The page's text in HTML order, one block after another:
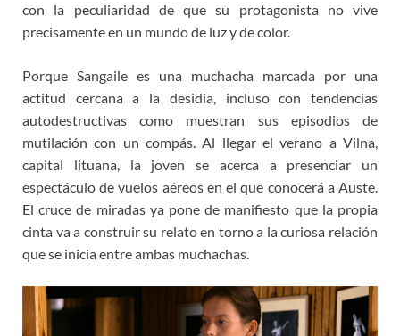
con la peculiaridad de que su protagonista no vive
precisamente en un mundo de luz y de color.
Porque Sangaile es una muchacha marcada por una
actitud cercana a la desidia, incluso con tendencias
autodestructivas como muestran sus episodios de
mutilación con un compás. Al llegar el verano a Vilna,
capital lituana, la joven se acerca a presenciar un
espectáculo de vuelos aéreos en el que conocerá a Auste.
El cruce de miradas ya pone de manifiesto que la propia
cinta va a construir su relato en torno a la curiosa relación
que se inicia entre ambas muchachas.